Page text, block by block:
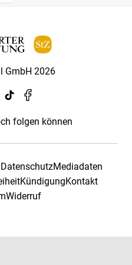
GmbH 2026
folgen können
DatenschutzMediadaten
KündigungKontakt
Widerruf